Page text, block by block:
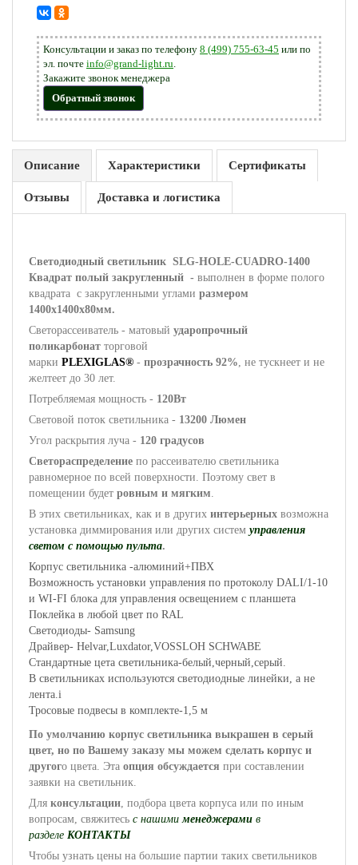
Консультации и заказ по телефону 8 (499) 755-63-45 или по
эл. почте info@grand-light.ru.
Закажите звонок менеджера
Обратный звонок
Описание Характеристики Сертификаты
Отзывы Доставка и логистика
Светодиодный светильник SLG-HOLE-CUADRO-1400
Квадрат полый закругленный - выполнен в форме полого
квадрата с закругленными углами размером
1400x1400x80мм.
Светорассеиватель - матовый ударопрочный
поликарбонат торговой
марки PLEXIGLAS® - прозрачность 92%, не тускнеет и не
желтеет до 30 лет.
Потребляемая мощность - 120Вт
Световой поток светильника - 13200 Люмен
Угол раскрытия луча - 120 градусов
Светораспределение по рассеивателю светильника
равномерное по всей поверхности. Поэтому свет в
помещении будет ровным и мягким.
В этих светильниках, как и в других интерьерных возможна
установка диммирования или других систем управления
светом с помощью пульта.
Корпус светильника -алюминий+ПВХ
Возможность установки управления по протоколу DALI/1-10
и WI-FI блока для управления освещением с планшета
Поклейка в любой цвет по RAL
Светодиоды- Samsung
Драйвер- Helvar,Luxdator,VOSSLOH SCHWABE
Cтандартные цета светильника-белый,черный,серый.
В светильниках используются светодиодные линейки, а не
лента.i
Тросовые подвесы в комплекте-1,5 м
По умолчанию корпус светильника выкрашен в серый
цвет, но по Вашему заказу мы можем сделать корпус и
другого цвета. Эта опция обсуждается при составлении
заявки на светильник.
Для консультации, подбора цвета корпуса или по иным
вопросам, свяжитесь с нашимименеджерами в
разделе КОНТАКТЫ
Чтобы узнать цены на большие партии таких светильников